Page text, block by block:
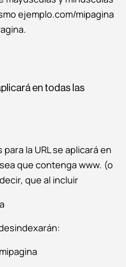
ejemplo.com/mipagina
en todas las
la URL se aplicará en
que contenga www. (o
que al incluir